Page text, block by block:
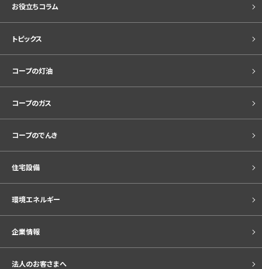
お役立ちコラム
トピックス
コープの灯油
コープのガス
コープのでんき
住宅設備
環境エネルギー
企業情報
法人のお客さまへ